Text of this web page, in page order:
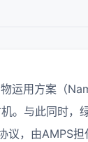
运用方案（
。与此同时，
，由AMPS